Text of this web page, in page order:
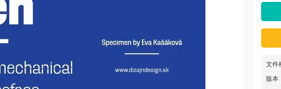
文件
版本